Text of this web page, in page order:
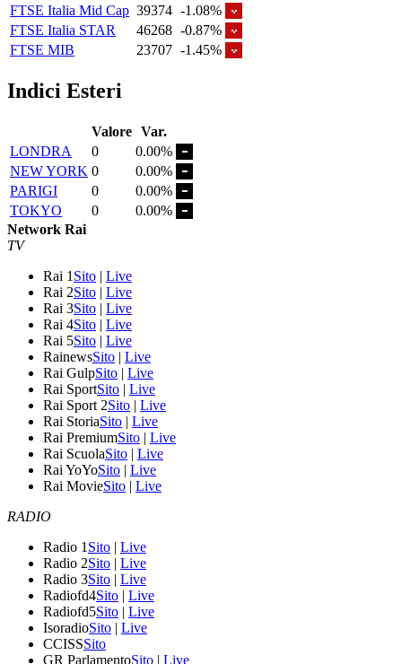
FTSE Italia Mid Cap 39374 -1.08%
FTSE Italia STAR
46268 -0.87%
FTSE MIB
23707 -1.45%
Indici Esteri
Valore Var.
LONDRA
0
0.00%
NEW YORK 0
0.00%
PARIGI
0
0.00%
TOKYO
0
0.00%
Network Rai
TV
Rai 1 Sito | Live
Rai 2Sito | Live
Rai 3Sito | Live
Rai 4Sito | Live
Rai 5Sito | Live
RainewsSito | Live
Rai GulpSito | Live
Rai SportSito | Live
Rai Sport 2Sito | Live
Rai StoriaSito | Live
Rai PremiumSito | Live
Rai ScuolaSito | Live
Rai YoYoSito | Live
Rai MovieSito | Live
RADIO
Radio 1 Sito | Live
Radio 2Sito | Live
Radio 3Sito | Live
Radiofd4Sito | Live
Radiofd5Sito | Live
IsoradioSito | Live
CCISSSito
GR ParlamentoSito | Live